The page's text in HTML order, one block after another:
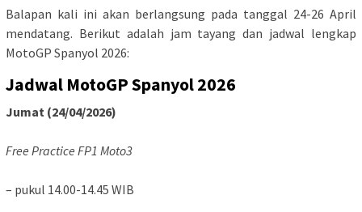
Balapan kali ini akan berlangsung pada tanggal 24-26 April
mendatang. Berikut adalah jam tayang dan jadwal lengkap
MotoGP Spanyol 2026:
Jadwal MotoGP Spanyol 2026
Jumat (24/04/2026)
Free Practice FP1 Moto3
– pukul 14.00-14.45 WIB